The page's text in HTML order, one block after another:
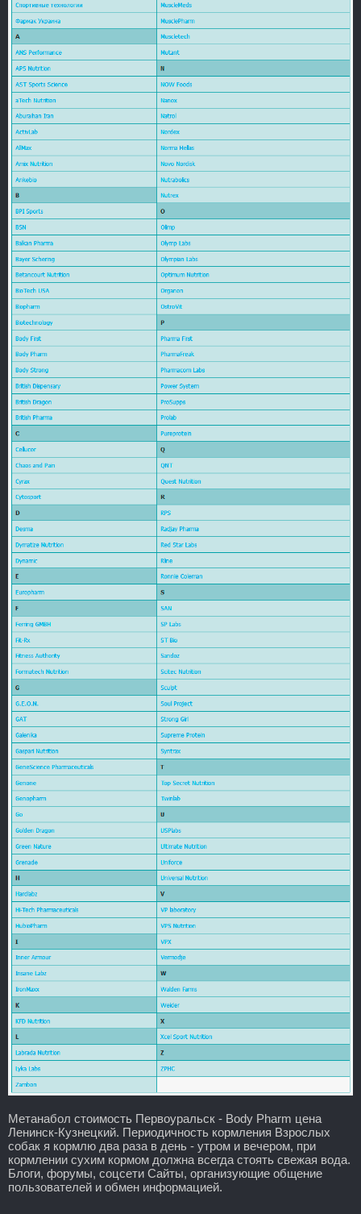
Метанабол стоимость Первоуральск - Body Pharm цена
Ленинск-Кузнецкий. Периодичность кормления Взрослых
собак я кормлю два раза в день - утром и вечером, при
кормлении сухим кормом должна всегда стоять свежая вода.
Блоги, форумы, соцсети Сайты, организующие общение
пользователей и обмен информацией.